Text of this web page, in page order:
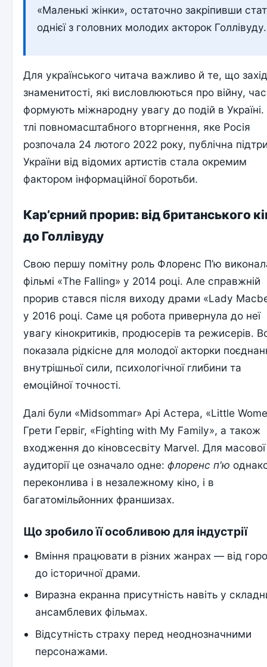
«Маленькі жінки», остаточно закріпивши
однієї з головних молодих акторок Голлівуду.
Для українського читача важливо й те, що
знаменитості, які висловлюються про війну,
формують міжнародну увагу до подій в
тлі повномасштабного вторгнення, яке Росія
розпочала 24 лютого 2022 року, публічна
України від відомих артистів стала окремим
фактором інформаційної боротьби.
Кар’єрний прорив: від британського
до Голлівуду
Свою першу помітну роль Флоренс П’ю
фільмі «The Falling» у 2014 році. Але справжній
прорив стався після виходу драми «Lady
у 2016 році. Саме ця робота привернула до неї
увагу кінокритиків, продюсерів та режисерів.
показала рідкісне для молодої акторки
внутрішньої сили, психологічної глибини та
емоційної точності.
Далі були «Midsommar» Арі Астера, «Little
Грети Гервіг, «Fighting with My Family», а також
входження до кіновсесвіту Marvel. Для масової
аудиторії це означало одне:флоренс п'ю
переконлива і в незалежному кіно, і в
багатомільйонних франшизах.
Що зробило її особливою для індустрії
Вміння працювати в різних жанрах — від
до історичної драми.
Виразна екранна присутність навіть у
ансамблевих фільмах.
Відсутність страху перед неоднозначними
персонажами.